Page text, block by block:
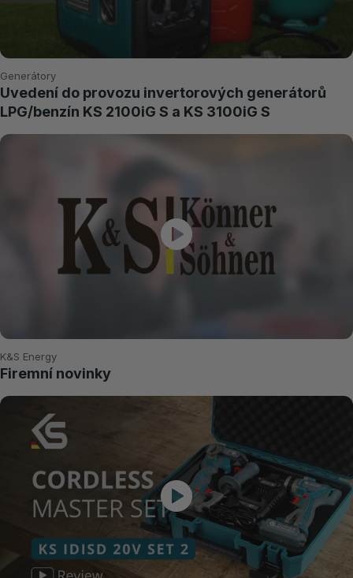
Generátory
Uvedení do provozu invertorových generátorů
LPG/benzín KS 2100iG S a KS 3100iG S
K&S Energy
Firemní novinky